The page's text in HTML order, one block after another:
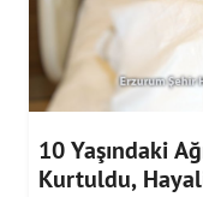
10 Yaşındaki
Kurtuldu,